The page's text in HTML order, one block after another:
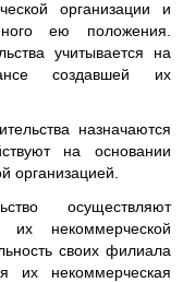
организации и
ею положения.
учитывается на
создавшей их
назначаются
на основании
организацией.
осуществляют
некоммерческой
своих филиала
их некоммерческая